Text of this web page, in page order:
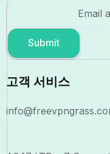
Submit
고객 서비스